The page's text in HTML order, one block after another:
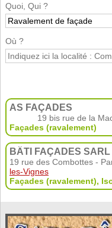
Quoi, Qui ?
Où ?
AS FAÇADES
19 bis rue de la
Façades (ravalement)
BÂTI FAÇADES SARL
19 rue des Combottes -
les-Vignes
Façades (ravalement),